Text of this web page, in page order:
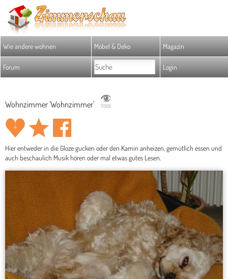
Wie andere wohnen Möbel & Deko Magazin
Forum Login
Wohnzimmer 'Wohnzimmer' 7.008
4
Hier entweder in die Gloze gucken oder den Kamin anheizen, gemütlich essen und
auch beschaulich Musik hören oder mal etwas gutes Lesen.